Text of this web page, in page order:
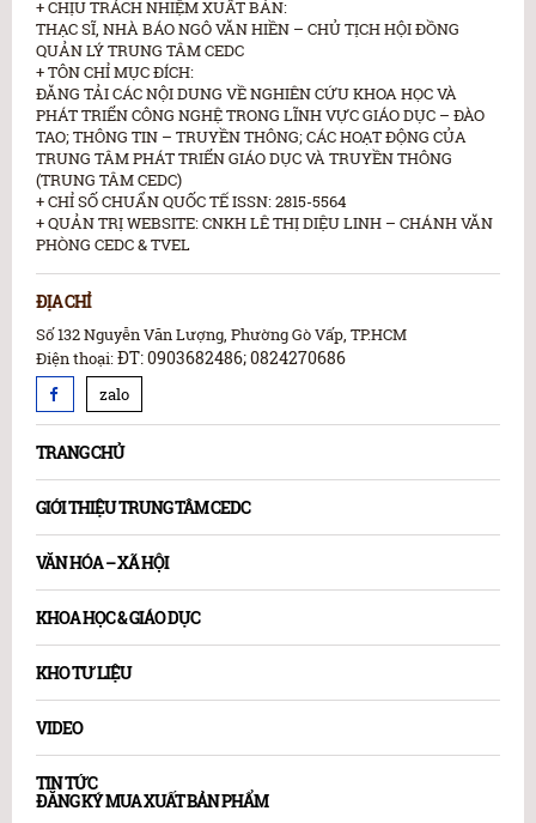
+ CHỊU TRÁCH NHIỆM XUẤT BẢN:
THẠC SĨ, NHÀ BÁO NGÔ VĂN HIỀN – CHỦ TỊCH HỘI ĐỒNG
QUẢN LÝ TRUNG TÂM CEDC
+ TÔN CHỈ MỤC ĐÍCH:
ĐĂNG TẢI CÁC NỘI DUNG VỀ NGHIÊN CỨU KHOA HỌC VÀ
PHÁT TRIỂN CÔNG NGHỆ TRONG LĨNH VỰC GIÁO DỤC – ĐÀO
TAO; THÔNG TIN – TRUYỀN THÔNG; CÁC HOẠT ĐỘNG CỦA
TRUNG TÂM PHÁT TRIỂN GIÁO DỤC VÀ TRUYỀN THÔNG
(TRUNG TÂM CEDC)
+ CHỈ SỐ CHUẨN QUỐC TẾ ISSN: 2815-5564
+ QUẢN TRỊ WEBSITE: CNKH LÊ THỊ DIỆU LINH – CHÁNH VĂN
PHÒNG CEDC & TVEL
ĐỊA CHỈ
Số 132 Nguyễn Văn Lượng, Phường Gò Vấp, TP.HCM
Điện thoại:ĐT: 0903682486; 0824270686
zalo
TRANG CHỦ
GIỚI THIỆU TRUNG TÂM CEDC
VĂN HÓA – XÃ HỘI
KHOA HỌC & GIÁO DỤC
KHO TƯ LIỆU
VIDEO
TIN TỨC
ĐĂNG KÝ MUA XUẤT BẢN PHẨM